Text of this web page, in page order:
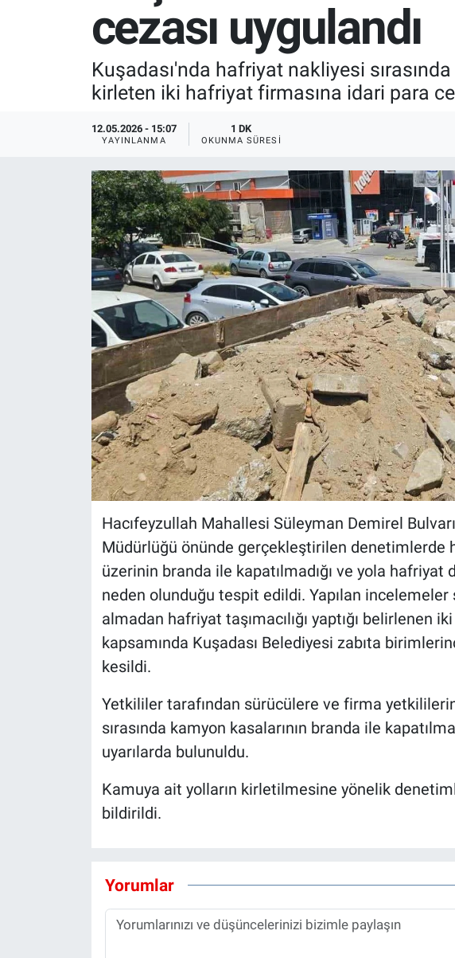
cezası uygulandı
Kuşadası'nda hafriyat nakliyesi
kirleten iki hafriyat firmasına idari para
12.05.2026 - 15:07
YAYINLANMA
1 DK
OKUNMA SÜRESI
Hacıfeyzullah Mahallesi Süleyman Demirel
Müdürlüğü önünde gerçekleştirilen denetimlerde
üzerinin branda ile kapatılmadığı ve yola
neden olunduğu tespit edildi. Yapılan
almadan hafriyat taşımacılığı yaptığı belirlenen
kapsamında Kuşadası Belediyesi zabıta
kesildi.
Yetkililer tarafından sürücülere ve firma
sırasında kamyon kasalarının branda ile
uyarılarda bulunuldu.
Kamuya ait yolların kirletilmesine yönelik
bildirildi.
Yorumlar
RESMİ İLANLAR